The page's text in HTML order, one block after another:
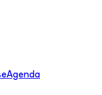
Agenda